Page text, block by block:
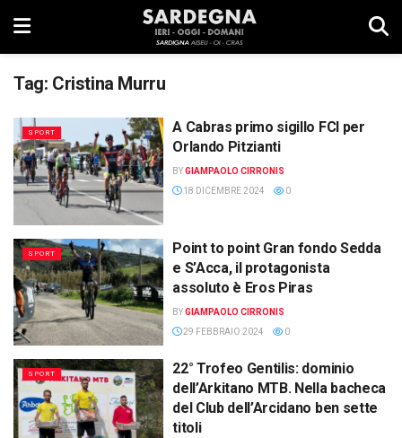
Tag: Cristina Murru
SPORT
A Cabras primo sigillo FCI per
Orlando Pitzianti
BYGIAMPAOLO CIRRONIS
18 DICEMBRE 2024
0
SPORT
Point to point Gran fondo Sedda
e S’Acca, il protagonista
assoluto è Eros Piras
BYGIAMPAOLO CIRRONIS
29 FEBBRAIO 2024
0
SPORT
22° Trofeo Gentilis: dominio
dell’Arkitano MTB. Nella bacheca
del Club dell’Arcidano ben sette
titoli